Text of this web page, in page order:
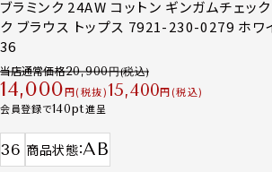
ブラミンク 24AW コットン ギンガムチェッ
ク ブラウス トップス 7921-230-0279 ホワ
36
当店通常価格20,900
14,000 税抜 15,400
税込
会員登録で140 進呈
36 商品状態 AB